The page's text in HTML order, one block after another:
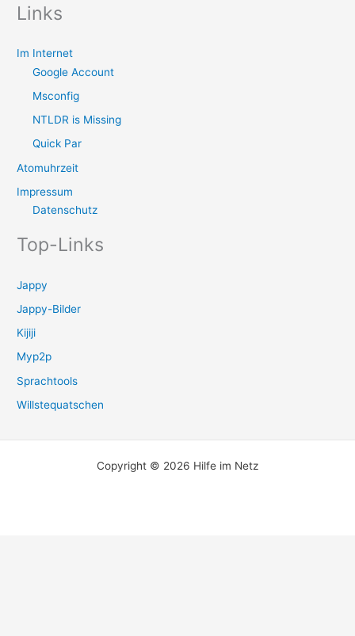
Links
Im Internet
Google Account
Msconfig
NTLDR is Missing
Quick Par
Atomuhrzeit
Impressum
Datenschutz
Top-Links
Jappy
Jappy-Bilder
Kijiji
Myp2p
Sprachtools
Willstequatschen
Copyright © 2026 Hilfe im Netz